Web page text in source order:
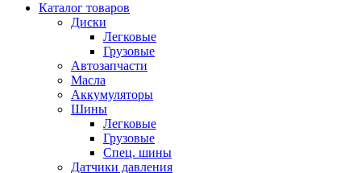
Каталог товаров
Диски
Легковые
Грузовые
Автозапчасти
Масла
Аккумуляторы
Шины
Легковые
Грузовые
Спец. шины
Датчики давления